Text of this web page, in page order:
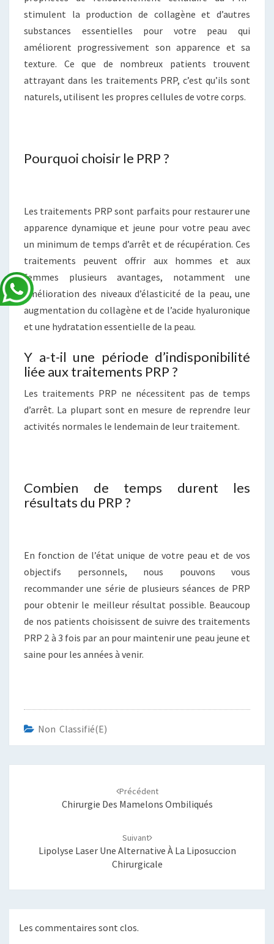
stimulent la production de collagène et d’autres
substances essentielles pour votre peau qui
améliorent progressivement son apparence et sa
texture. Ce que de nombreux patients trouvent
attrayant dans les traitements PRP, c’est qu’ils sont
naturels, utilisent les propres cellules de votre corps.
Pourquoi choisir le PRP ?
Les traitements PRP sont parfaits pour restaurer une
apparence dynamique et jeune pour votre peau avec
un minimum de temps d’arrêt et de récupération. Ces
traitements peuvent offrir aux hommes et aux
femmes plusieurs avantages, notamment une
amélioration des niveaux d’élasticité de la peau, une
augmentation du collagène et de l’acide hyaluronique
et une hydratation essentielle de la peau.
Y a-t-il une période d’indisponibilité
liée aux traitements PRP ?
Les traitements PRP ne nécessitent pas de temps
d’arrêt. La plupart sont en mesure de reprendre leur
activités normales le lendemain de leur traitement.
Combien de temps durent les
résultats du PRP ?
En fonction de l’état unique de votre peau et de vos
objectifs personnels, nous pouvons vous
recommander une série de plusieurs séances de PRP
pour obtenir le meilleur résultat possible. Beaucoup
de nos patients choisissent de suivre des traitements
PRP 2 à 3 fois par an pour maintenir une peau jeune et
saine pour les années à venir.
Non Classifié(e)
Précédent
Chirurgie Des Mamelons Ombiliqués
Suivant
Lipolyse Laser Une Alternative À La Liposuccion
Chirurgicale
Les commentaires sont clos.